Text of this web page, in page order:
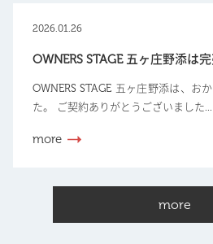
2026.01.26
OWNERS STAGE 五ヶ庄野添は完
OWNERS STAGE 五ヶ庄野添は、お
た。 ご契約ありがとうございました...
more
more